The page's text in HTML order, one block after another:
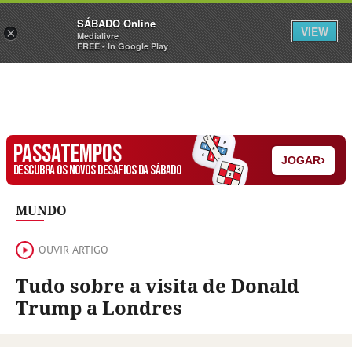
Sábado Assine Iniciar Sessão
PASSATEMPOS
DESCUBRA OS NOVOS DESAFIOS DA SÁBADO
JOGAR›
MUNDO
OUVIR ARTIGO
Tudo sobre a visita de Donald
Trump a Londres
×
SÁBADO Online
Medialivre
FREE - In Google Play
VIEW